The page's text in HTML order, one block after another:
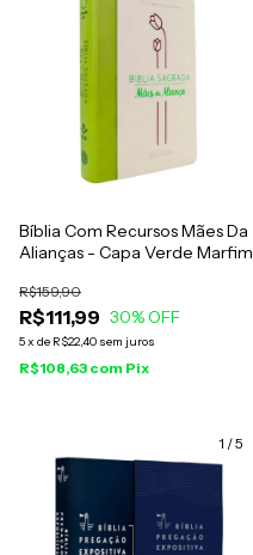
Bíblia Com Recursos Mães Da
Alianças - Capa Verde Marfim
R$111,99
R$159,90
30% OFF
5x de R$22,40 sem juros
R$108,63 com Pix
1 /5